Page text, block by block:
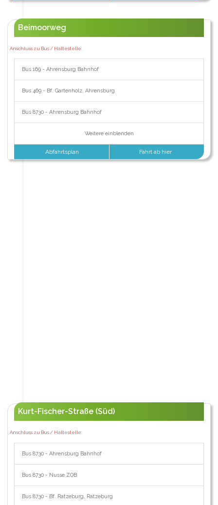
Beimoorweg
Anschluss zu Bus / Haltestelle:
Bus 169 - Ahrensburg Bahnhof
Bus 469 - Bf. Gartenholz, Ahrensburg
Bus 8730 - Ahrensburg Bahnhof
Weitere einblenden
Abfahrtsplan Fahrt ab hier
Kurt-Fischer-Straße (Süd)
Anschluss zu Bus / Haltestelle:
Bus 8730 - Ahrensburg Bahnhof
Bus 8730 - Nusse ZOB
Bus 8730 - Bf. Ratzeburg, Ratzeburg